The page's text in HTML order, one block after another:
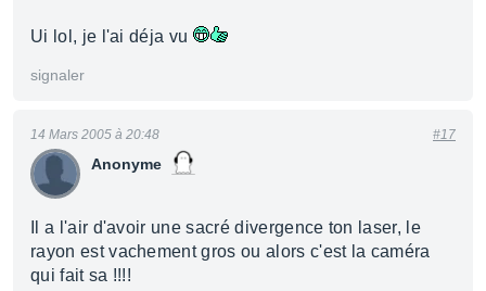
Ui lol, je l'ai déja vu
signaler
Anonyme
14 Mars 2005 à 20:48 #17
Il a l'air d'avoir une sacré divergence ton laser, le
rayon est vachement gros ou alors c'est la caméra
qui fait sa !!!!